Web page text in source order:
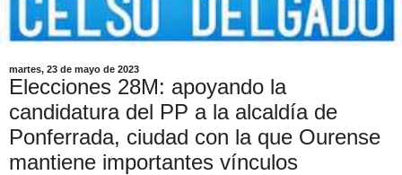
martes, 23 de mayo de 2023
Elecciones 28M: apoyando la
candidatura del PP a la alcaldía de
Ponferrada, ciudad con la que Ourense
mantiene importantes vínculos